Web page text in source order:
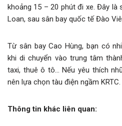
khoảng 15 – 20 phút đi xe. Đây là
Loan, sau sân bay quốc tế Đào
Từ sân bay Cao Hùng, bạn có
khi di chuyển vào trung tâm
taxi, thuê ô tô… Nếu yêu thích
nên lựa chọn tàu điện ngầm KRTC.
Thông tin khác liên quan: